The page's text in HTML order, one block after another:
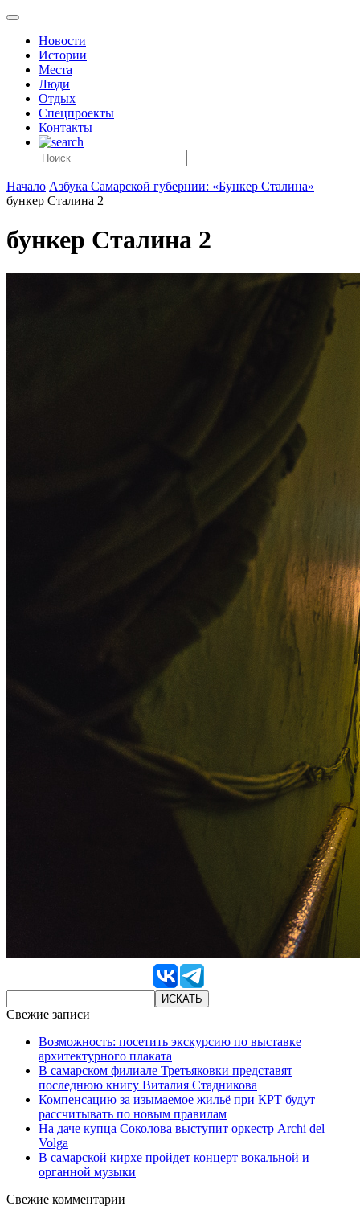
Новости
Истории
Места
Люди
Отдых
Спецпроекты
Контакты
Начало Азбука Самарской губернии: «Бункер Сталина»
бункер Сталина 2
бункер Сталина 2
Свежие записи
Возможность: посетить экскурсию по выставке
архитектурного плаката
В самарском филиале Третьяковки представят
последнюю книгу Виталия Стадникова
Компенсацию за изымаемое жильё при КРТ будут
рассчитывать по новым правилам
На даче купца Соколова выступит оркестр Archi del
Volga
В самарской кирхе пройдет концерт вокальной и
органной музыки
Свежие комментарии